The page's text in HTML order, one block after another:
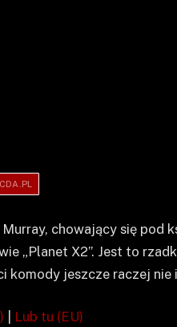
CDA.PL
chowający się pod
„Planet X2”. Jest to
komody jeszcze raczej nie
Lub tu (EU)